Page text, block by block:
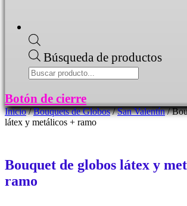
Búsqueda de productos
Botón de cierre
Inicio/Bouquets de Globos/San Valentín/
látex y metálicos + ramo
Bouquet de globos látex y
ramo